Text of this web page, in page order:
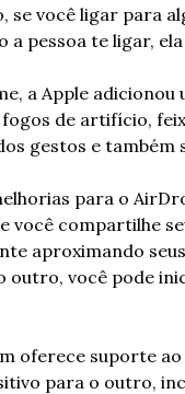
se você ligar para
a pessoa te ligar,
a Apple adicionou
de artifício,
gestos e
para o
você compartilhe
aproximando
outro, você pode
oferece suporte
para o outro,